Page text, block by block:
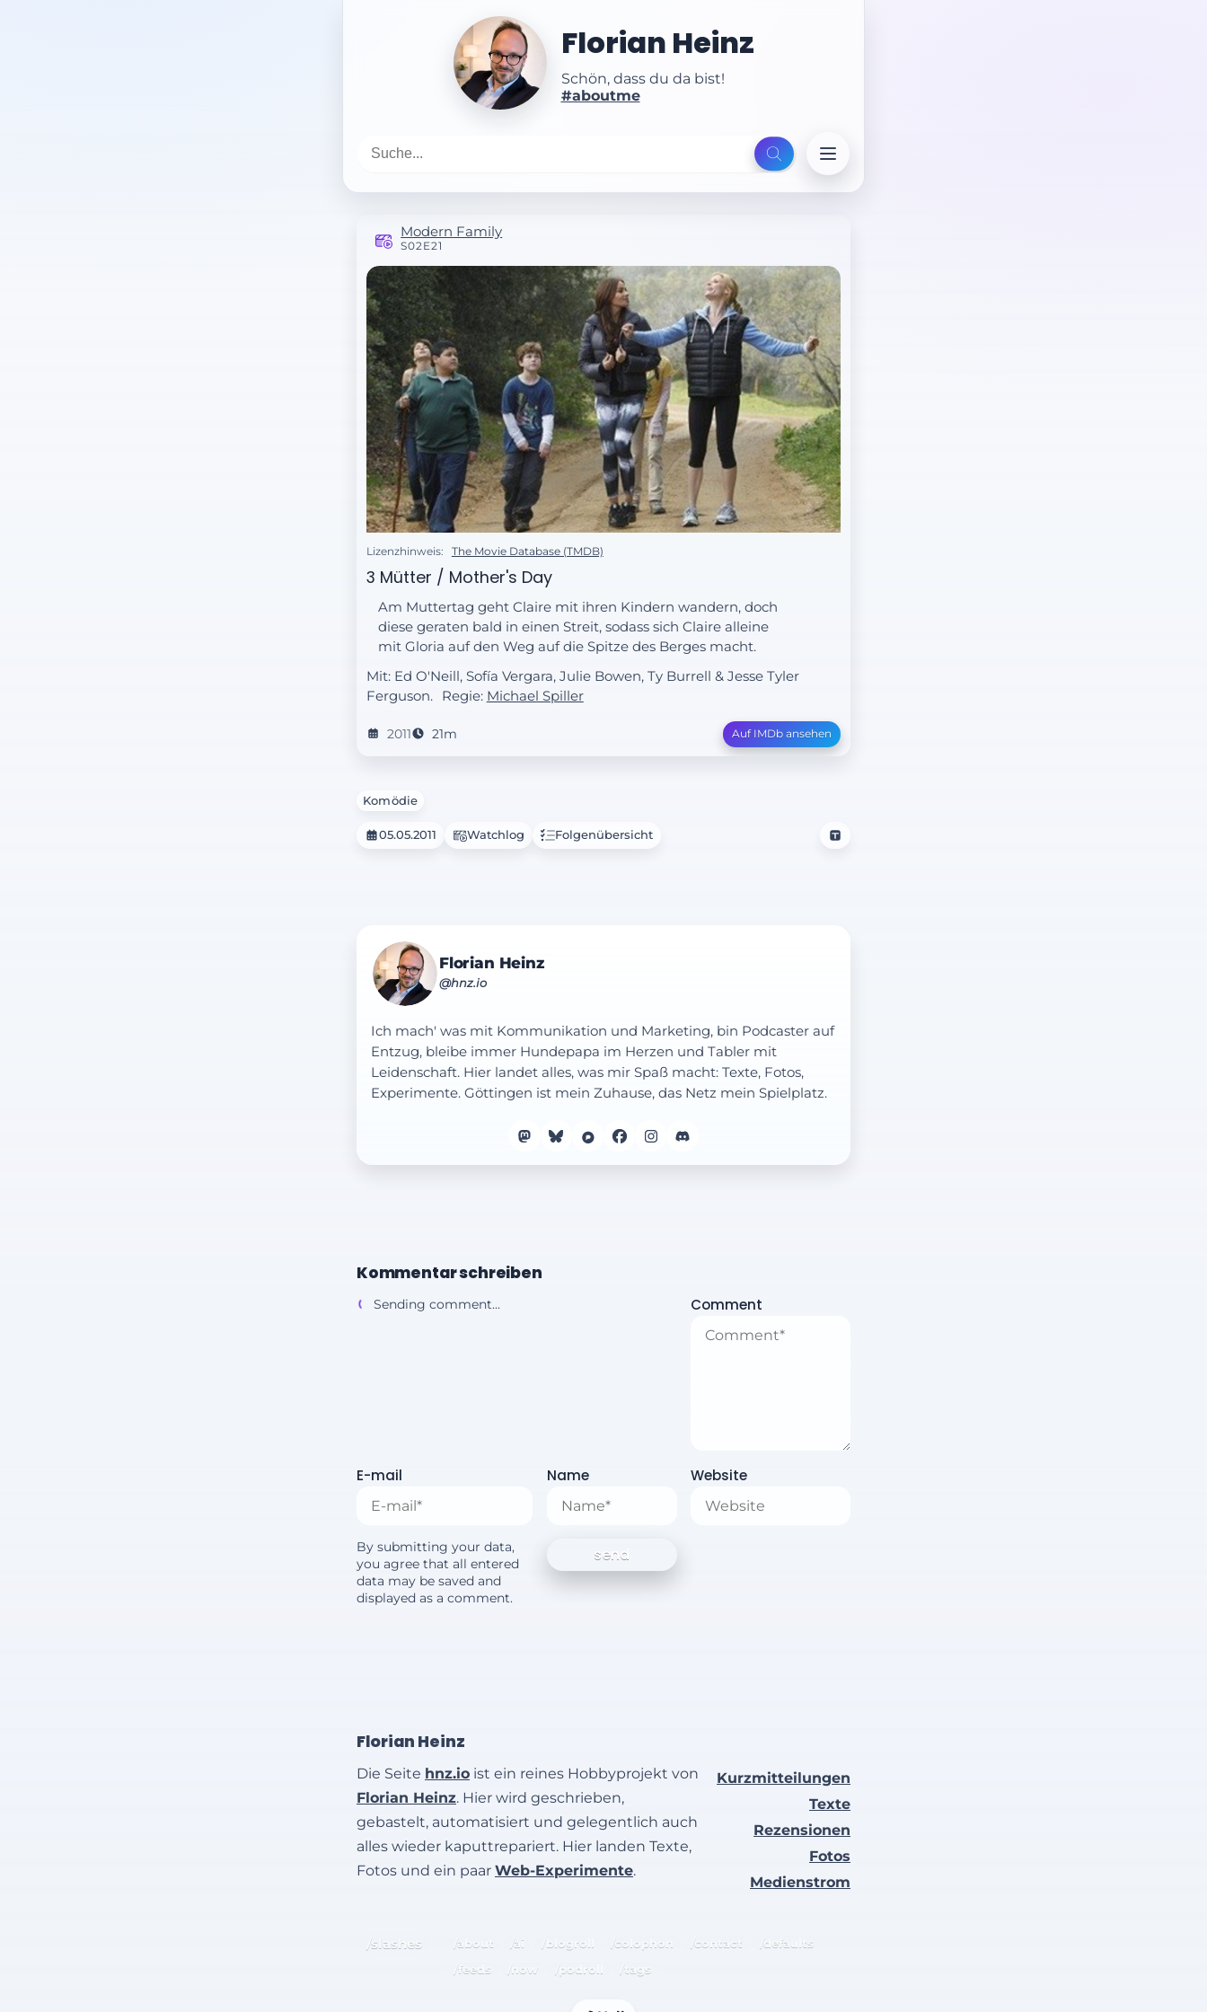
Florian Heinz
Schön, dass du da bist!
#aboutme
Modern Family
S02E21
Lizenzhinweis: The Movie Database (TMDB)
3 Mütter / Mother's Day
Am Muttertag geht Claire mit ihren Kindern wandern, doch
diese geraten bald in einen Streit, sodass sich Claire alleine
mit Gloria auf den Weg auf die Spitze des Berges macht.
Mit: Ed O'Neill, Sofía Vergara, Julie Bowen, Ty Burrell & Jesse Tyler
Ferguson.
Regie: Michael Spiller
2011 21m Auf IMDb ansehen
Komödie
05.05.2011 Watchlog Folgenübersicht
Florian Heinz
@hnz.io
Ich mach' was mit Kommunikation und Marketing, bin Podcaster auf
Entzug, bleibe immer Hundepapa im Herzen und Tabler mit
Leidenschaft. Hier landet alles, was mir Spaß macht: Texte, Fotos,
Experimente. Göttingen ist mein Zuhause, das Netz mein Spielplatz.
Kommentar schreiben
Sending comment... Comment
E-mail Name Website
By submitting your data,
you agree that all entered
data may be saved and
displayed as a comment.
Florian Heinz
Die Seite hnz.io ist ein reines Hobbyprojekt von
Florian Heinz. Hier wird geschrieben,
gebastelt, automatisiert und gelegentlich auch
alles wieder kaputtrepariert. Hier landen Texte,
Fotos und ein paar Web-Experimente.
Kurzmitteilungen
Texte
Rezensionen
Fotos
Medienstrom
/slashes /about /ai /blogroll /colophon /contact
/defaults
/feeds
/now /podroll /tags